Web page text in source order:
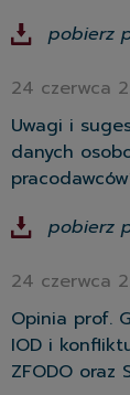
pobierz
24 czerwca
Uwagi i
danych
pobierz
24 czerwca
Opinia prof.
IOD i
ZFODO oraz